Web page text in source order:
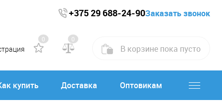
+375 29 688-24-90Заказать звонок
0 0
В корзине пока пусто
купить Доставка Оптовикам